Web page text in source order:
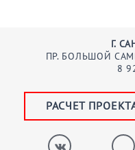
Г.
ПР. БОЛЬШОЙ
8
РАСЧЕТ